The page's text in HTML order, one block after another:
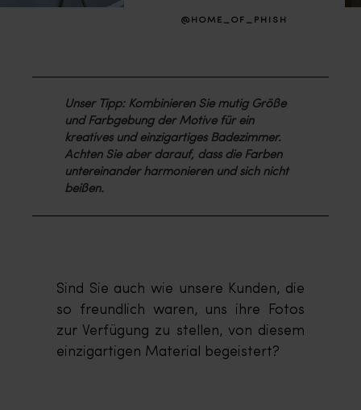
@HOME_OF_PHISH
Unser Tipp: Kombinieren Sie mutig Größe
und Farbgebung der Motive für ein
kreatives und einzigartiges Badezimmer.
Achten Sie aber darauf, dass die Farben
untereinander harmonieren und sich nicht
beißen.
Sind Sie auch wie unsere Kunden, die
so freundlich waren, uns ihre Fotos
zur Verfügung zu stellen, von diesem
einzigartigen Material begeistert?